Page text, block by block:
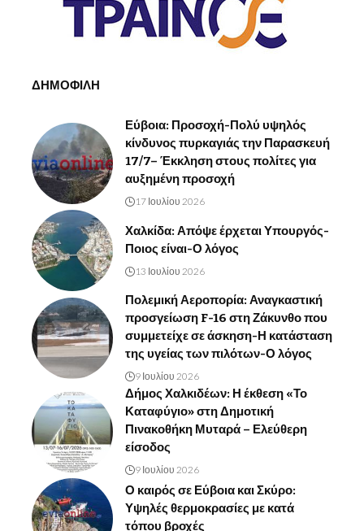
ΔΗΜΟΦΙΛΗ
Εύβοια: Προσοχή-Πολύ υψηλός
κίνδυνος πυρκαγιάς την Παρασκευή
17/7– Έκκληση στους πολίτες για
αυξημένη προσοχή
17 Ιουλίου 2026
Χαλκίδα: Απόψε έρχεται Υπουργός-
Ποιος είναι-Ο λόγος
13 Ιουλίου 2026
Πολεμική Αεροπορία: Αναγκαστική
προσγείωση F-16 στη Ζάκυνθο που
συμμετείχε σε άσκηση-Η κατάσταση
της υγείας των πιλότων-Ο λόγος
9 Ιουλίου 2026
Δήμος Χαλκιδέων: Η έκθεση «Το
Καταφύγιο» στη Δημοτική
Πινακοθήκη Μυταρά – Ελεύθερη
είσοδος
9 Ιουλίου 2026
Ο καιρός σε Εύβοια και Σκύρο:
Υψηλές θερμοκρασίες με κατά
τόπου βροχές